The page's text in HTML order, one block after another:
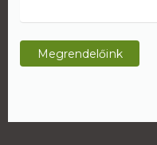
Megrendelőink